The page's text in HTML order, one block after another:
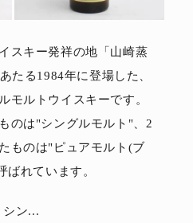
スキー発祥の地「山崎蒸
たる1984年に登場した、
モルトウイスキーです。
のは"シングルモルト"、2
ものは"ピュアモルト(ブ
ばれています。
シン...